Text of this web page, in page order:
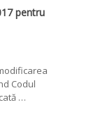
pentru
Codul
…